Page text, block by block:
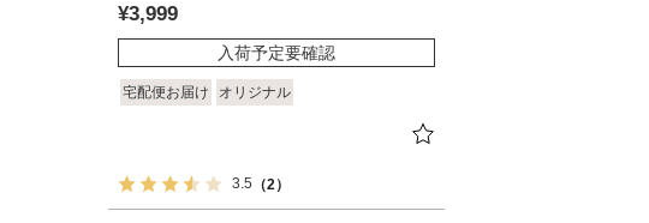
¥3,999
入荷予定要確認
宅配便お届け オリジナル
3.5 （2）